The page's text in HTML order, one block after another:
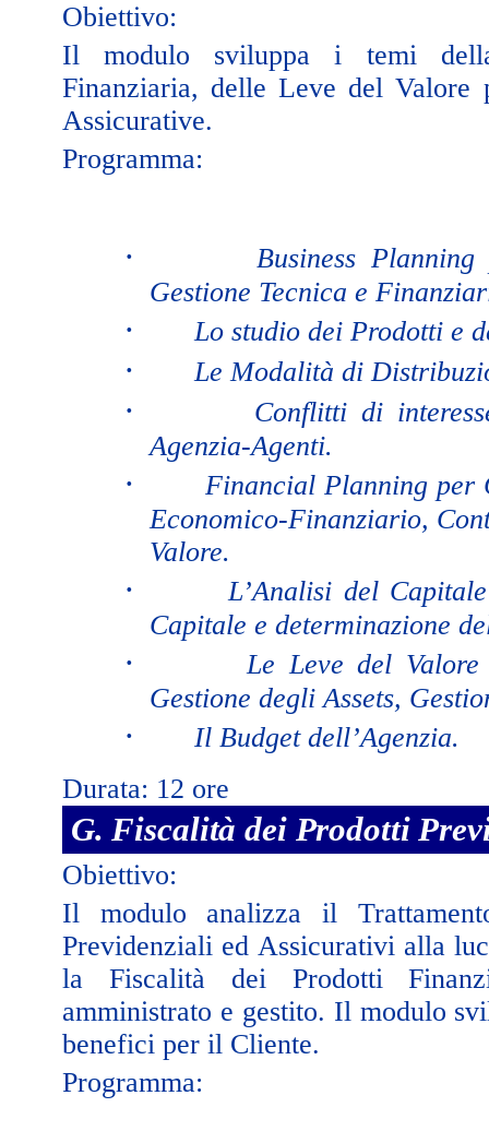
Obiettivo:
Il modulo sviluppa i temi
Finanziaria, delle Leve del Valore
Assicurative.
Programma:
·
Business
Gestione Tecnica e
· Lo studio dei Prodotti e
· Le Modalità di
·
Conflitti di
Agenzia-Agenti.
·
Financial Planning per
Economico-Finanziario,
Valore.
·
L’Analisi del
Capitale e determinazione
·
Le Leve del
Gestione degli Assets,
·
Il Budget dell’Agenzia.
Durata: 12 ore
G. Fiscalità dei Prodotti
Obiettivo:
Il modulo analizza il
Previdenziali ed Assicurativi alla
la Fiscalità dei Prodotti
amministrato e gestito. Il modulo
benefici per il Cliente.
Programma: